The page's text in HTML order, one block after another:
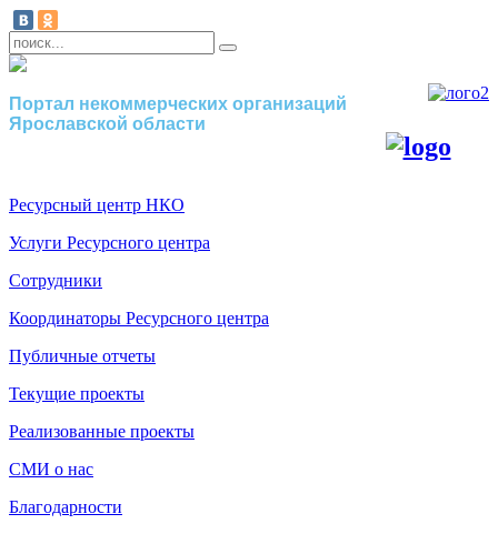
Портал некоммерческих организаций
Ярославской области
Ресурсный центр НКО
Услуги Ресурсного центра
Сотрудники
Координаторы Ресурсного центра
Публичные отчеты
Текущие проекты
Реализованные проекты
СМИ о нас
Благодарности